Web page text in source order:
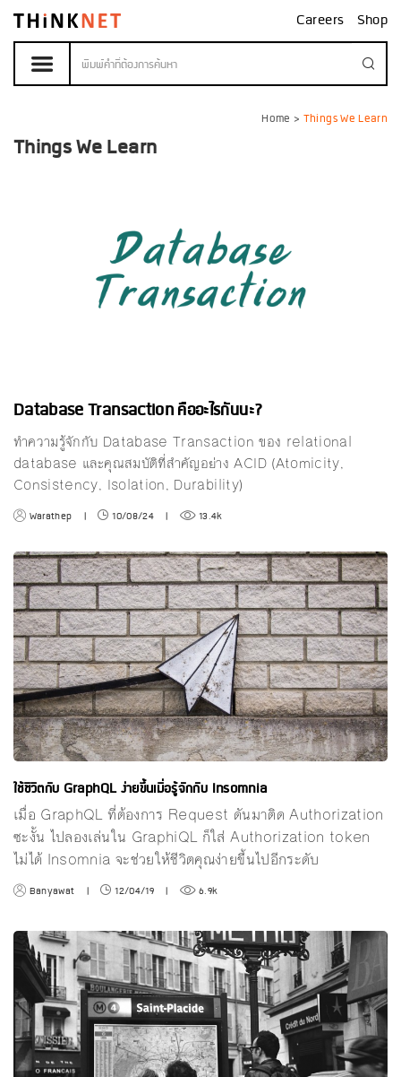
Careers Shop
Home > Things We Learn
Things We Learn
Database Transaction คืออะไรกันนะ?
ทำความรู้จักกับ Database Transaction ของ relational
database และคุณสมบัติที่สำคัญอย่าง ACID (Atomicity,
Consistency, Isolation, Durability)
Warathep | 10/08/24 | 13.4k
ใช้ชีวิตกับ GraphQL ง่ายขึ้นเมื่อรู้จักกับ Insomnia
เมื่อ GraphQL ที่ต้องการ Request ดันมาติด Authorization
ซะงั้น ไปลองเล่นใน GraphiQL ก็ใส่ Authorization token
ไม่ได้ Insomnia จะช่วยให้ชีวิตคุณง่ายขึ้นไปอีกระดับ
Banyawat | 12/04/19 | 6.9k